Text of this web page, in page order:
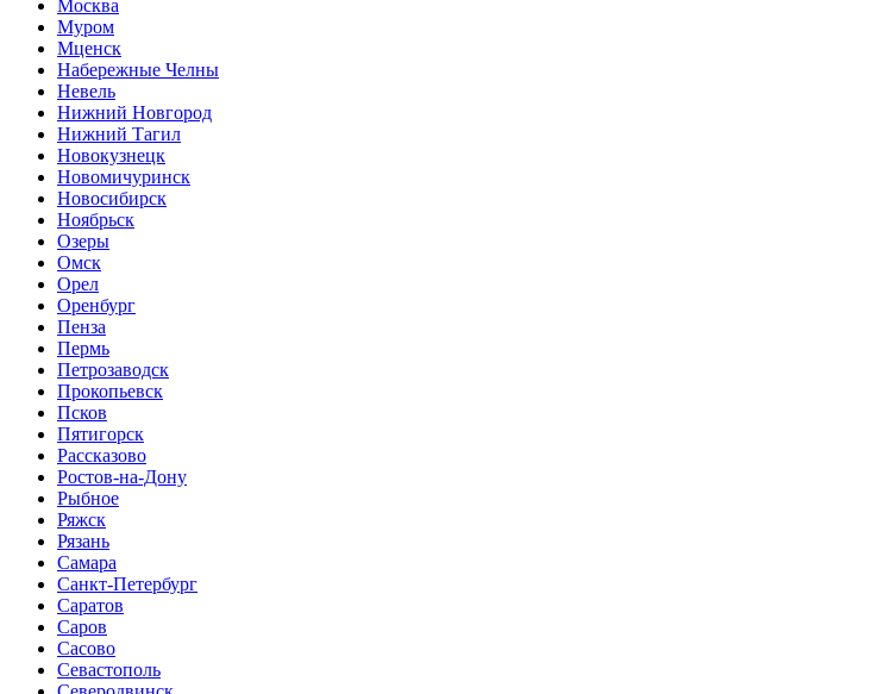
Москва
Муром
Мценск
Набережные Челны
Невель
Нижний Новгород
Нижний Тагил
Новокузнецк
Новомичуринск
Новосибирск
Ноябрьск
Озеры
Омск
Орел
Оренбург
Пенза
Пермь
Петрозаводск
Прокопьевск
Псков
Пятигорск
Рассказово
Ростов-на-Дону
Рыбное
Ряжск
Рязань
Самара
Санкт-Петербург
Саратов
Саров
Сасово
Севастополь